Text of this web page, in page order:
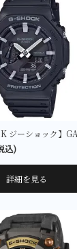
込)
詳細を見る